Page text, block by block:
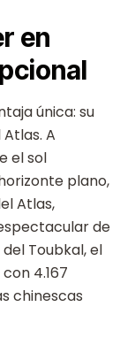
en
única: su
A
el sol
plano,
Atlas,
de
Toubkal, el
4.167
chinescas